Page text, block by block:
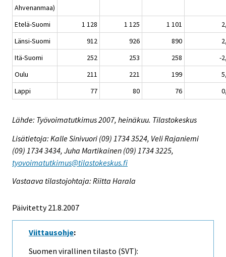
Ahvenanmaa)
Etelä-Suomi 1 128 1 125 1 101
Länsi-Suomi
912 926 890
Itä-Suomi
252 253 258
-
Oulu
211 221 199
Lappi
77 80 76
Lähde: Työvoimatutkimus 2007, heinäkuu. Tilastokeskus
Lisätietoja: Kalle Sinivuori (09) 1734 3524, Veli Rajaniemi
(09) 1734 3434, Juha Martikainen (09) 1734 3225,
tyovoimatutkimus@tilastokeskus.fi
Vastaava tilastojohtaja: Riitta Harala
Päivitetty 21.8.2007
Viittausohje:
Suomen virallinen tilasto (SVT):